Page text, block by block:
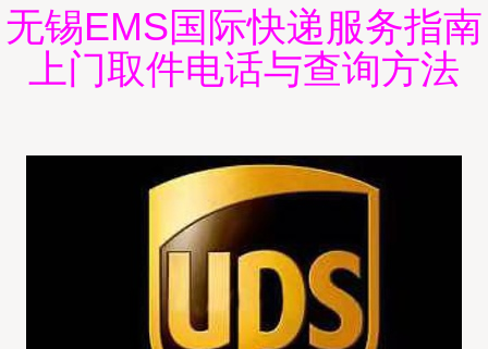
无锡EMS国际快递服务指南
上门取件电话与查询方法